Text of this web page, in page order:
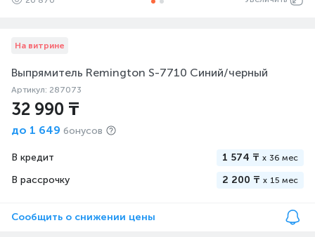
На витрине
Выпрямитель Remington S-7710 Синий/черный
Артикул: 287073
32 990 ₸
до 1 649 бонусов
В кредит 1 574 ₸ x 36 мес
В рассрочку 2 200 ₸ x 15 мес
Сообщить о снижении цены